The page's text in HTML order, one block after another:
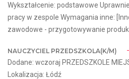
Wykształcenie: podstawowe
pracy w zespole Wymagania inne:
zawodowe - przygotowywanie
NAUCZYCIEL PRZEDSZKOLA(K/M)
Dodane: wczoraj PRZEDSZKOLE
Lokalizacja: Łódź